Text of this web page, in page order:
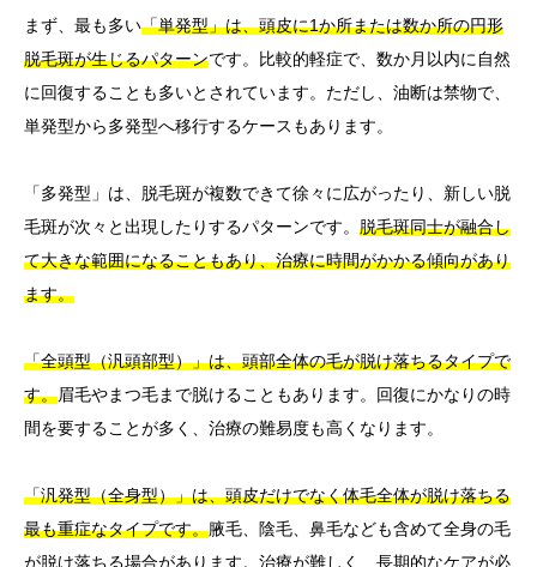
まず、最も多い「単発型」は、頭皮に1か所または数か所の円形
脱毛斑が生じるパターンです。比較的軽症で、数か月以内に自然
に回復することも多いとされています。ただし、油断は禁物で、
単発型から多発型へ移行するケースもあります。
「多発型」は、脱毛斑が複数できて徐々に広がったり、新しい脱
毛斑が次々と出現したりするパターンです。 脱毛斑同士が融合し
て大きな範囲になることもあり、治療に時間がかかる傾向があり
ます。
「全頭型（汎頭部型）」は、頭部全体の毛が脱け落ちるタイプで
す。眉毛やまつ毛まで脱けることもあります。回復にかなりの時
間を要することが多く、治療の難易度も高くなります。
「汎発型（全身型）」は、頭皮だけでなく体毛全体が脱け落ちる
最も重症なタイプです。腋毛、陰毛、鼻毛なども含めて全身の毛
が脱け落ちる場合があります。治療が難しく、長期的なケアが必